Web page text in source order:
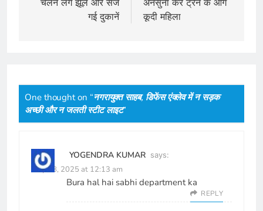
चलने लगे झूले और सज
गई दुकानें
अनसुना कर ट्रेन के आगे
कूदी महिला
One thought on “नगरायुक्त साहब, डिफेंस एंक्लेव में न सड़क
अच्छी और न जलती स्टीट लाइट”
YOGENDRA KUMAR says:
May 28, 2025 at 12:13 am
Bura hal hai sabhi department ka
REPLY